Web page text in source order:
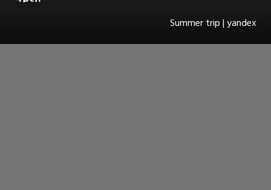
Summer trip | yandex